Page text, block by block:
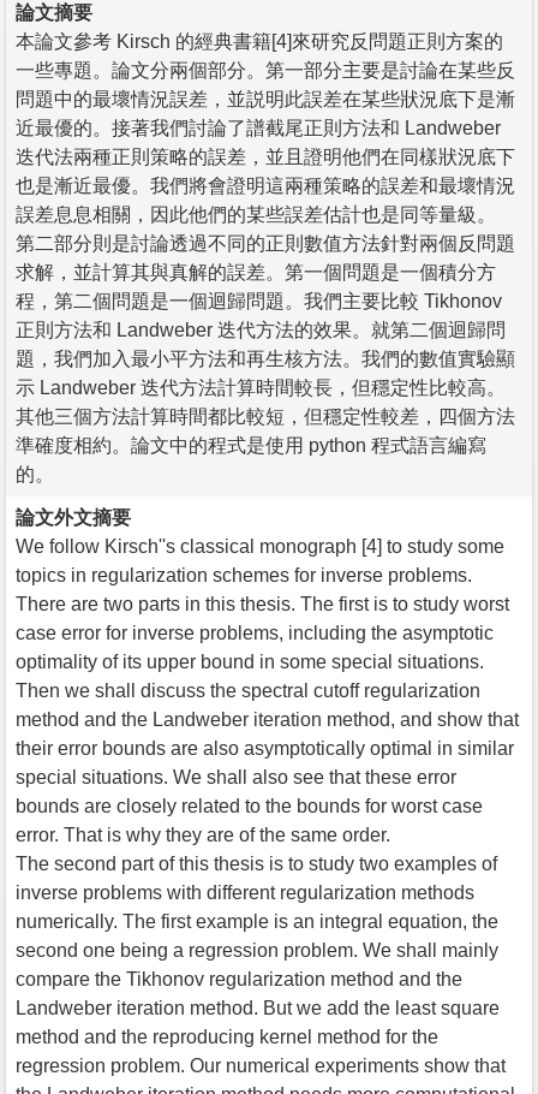
論文摘要
本論文參考 Kirsch 的經典書籍[4]來研究反問題正則方案的
一些專題。論文分兩個部分。第一部分主要是討論在某些反
問題中的最壞情況誤差，並説明此誤差在某些狀況底下是漸
近最優的。接著我們討論了譜截尾正則方法和 Landweber
迭代法兩種正則策略的誤差，並且證明他們在同樣狀況底下
也是漸近最優。我們將會證明這兩種策略的誤差和最壞情況
誤差息息相關，因此他們的某些誤差估計也是同等量級。
第二部分則是討論透過不同的正則數值方法針對兩個反問題
求解，並計算其與真解的誤差。第一個問題是一個積分方
程，第二個問題是一個迴歸問題。我們主要比較 Tikhonov
正則方法和 Landweber 迭代方法的效果。就第二個迴歸問
題，我們加入最小平方法和再生核方法。我們的數值實驗顯
示 Landweber 迭代方法計算時間較長，但穩定性比較高。
其他三個方法計算時間都比較短，但穩定性較差，四個方法
準確度相約。論文中的程式是使用 python 程式語言編寫
的。
論文外文摘要
We follow Kirsch''s classical monograph [4] to study some
topics in regularization schemes for inverse problems.
There are two parts in this thesis. The first is to study worst
case error for inverse problems, including the asymptotic
optimality of its upper bound in some special situations.
Then we shall discuss the spectral cutoff regularization
method and the Landweber iteration method, and show that
their error bounds are also asymptotically optimal in similar
special situations. We shall also see that these error
bounds are closely related to the bounds for worst case
error. That is why they are of the same order.
The second part of this thesis is to study two examples of
inverse problems with different regularization methods
numerically. The first example is an integral equation, the
second one being a regression problem. We shall mainly
compare the Tikhonov regularization method and the
Landweber iteration method. But we add the least square
method and the reproducing kernel method for the
regression problem. Our numerical experiments show that